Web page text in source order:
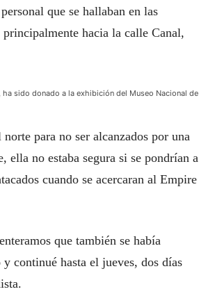
que se hallaban en las
hacia la calle Canal,
sido donado a la exhibición del Museo Nacional de
para no ser alcanzados por una
ella no estaba segura si se pondrían a
cuando se acercaran al Empire
que también se había
continué hasta el jueves, dos días